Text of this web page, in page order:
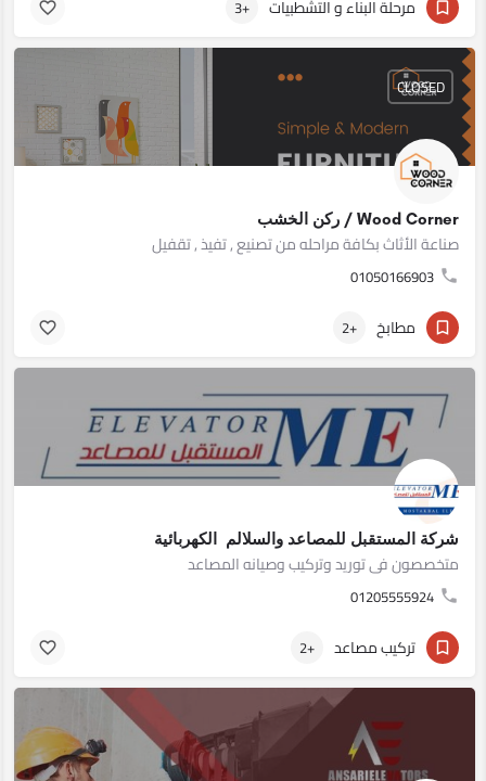
مرحلة البناء و التشطبيات +3
Wood Corner / ركن الخشب
صناعة الأثاث بكافة مراحله من تصنيع , تفيذ , تقفيل
01050166903
CLOSED
مطابخ +2
شركة المستقبل للمصاعد والسلالم الكهربائية
متخصصون فى توريد وتركيب وصيانه المصاعد
01205555924
تركيب مصاعد +2